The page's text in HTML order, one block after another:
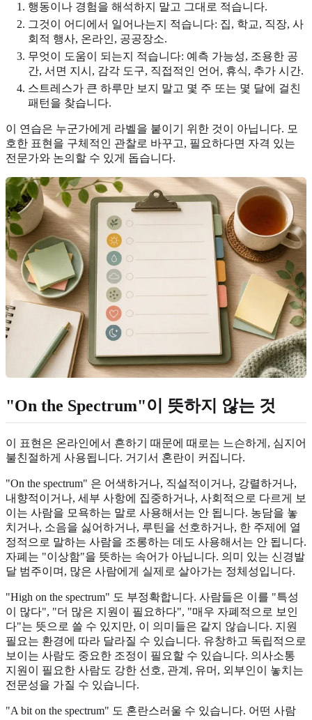
행동이나 경험을 해석하지 말고 그대로 적습니다.
그것이 어디에서 일어나는지 적습니다: 집, 학교, 직장, 사
회적 행사, 온라인, 공공장소.
무엇이 도움이 되는지 적습니다: 예측 가능성, 조용한 공
간, 서면 지시, 감각 도구, 직접적인 언어, 휴식, 추가 시간.
스트레스가 큰 하루만 보지 말고 몇 주 또는 몇 달에 걸친
패턴을 찾습니다.
이 연습은 누군가에게 라벨을 붙이기 위한 것이 아닙니다. 모
호한 표현을 구체적인 관찰로 바꾸고, 필요하다면 자격 있는
전문가와 논의할 수 있게 돕습니다.
"On the Spectrum"이 뜻하지 않는 것
이 표현은 온라인에서 흔하기 때문에 때로는 느슨하게, 심지어
불친절하게 사용됩니다. 거기서 혼란이 커집니다.
"On the spectrum" 은 어색하거나, 직설적이거나, 강렬하거나,
내향적이거나, 세부 사항에 집중하거나, 사회적으로 다르게 보
이는 사람을 모욕하는 말로 사용해서는 안 됩니다. 농담을 놓
치거나, 소음을 싫어하거나, 루틴을 선호하거나, 한 주제에 열
정적으로 말하는 사람을 조롱하는 데도 사용해서는 안 됩니다.
자폐는 "이상함"을 뜻하는 속어가 아닙니다. 의미 있는 신경발
달 범주이며, 많은 사람에게 실제로 살아가는 정체성입니다.
"High on the spectrum" 도 부정확합니다. 사람들은 이를 "특성
이 많다", "더 많은 지원이 필요하다", "매우 자폐적으로 보인
다"는 뜻으로 쓸 수 있지만, 이 의미들은 같지 않습니다. 지원
필요는 환경에 따라 달라질 수 있습니다. 유창하고 독립적으로
보이는 사람도 중요한 조정이 필요할 수 있습니다. 의사소통
지원이 필요한 사람도 강한 선호, 관계, 유머, 외부인이 놓치는
전문성을 가질 수 있습니다.
"A bit on the spectrum" 도 혼란스러울 수 있습니다. 어떤 사람